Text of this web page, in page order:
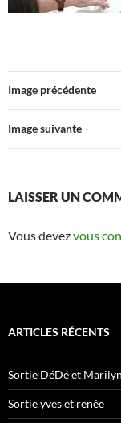
Image précédente
Image suivante
LAISSER UN
Vous devezvous
ARTICLES RÉCENTS
Sortie DéDé et
Sortie yves et renée